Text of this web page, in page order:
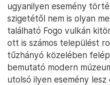
ugyanilyen esemény
szigetétől nem is olyan
található Fogo vulkán
ott is számos települést
tűzhányó közelében
bemutató modern
utolsó ilyen esemény